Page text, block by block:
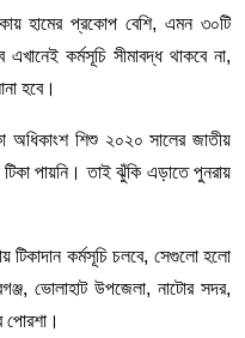
হামের প্রকোপ বেশি,এমন ৩০টি
এখানেই কর্মসূচি সীমাবদ্ধ থাকবে না,
হবে।
অধিকাংশ শিশু ২০২০ সালের জাতীয়
টিকা পায়নি। তাই ঝুঁকি এড়াতে পুনরায়
টিকাদান কর্মসূচি চলবে, সেগুলো হলো
, ভোলাহাট উপজেলা, নাটোর সদর,
পোরশা।